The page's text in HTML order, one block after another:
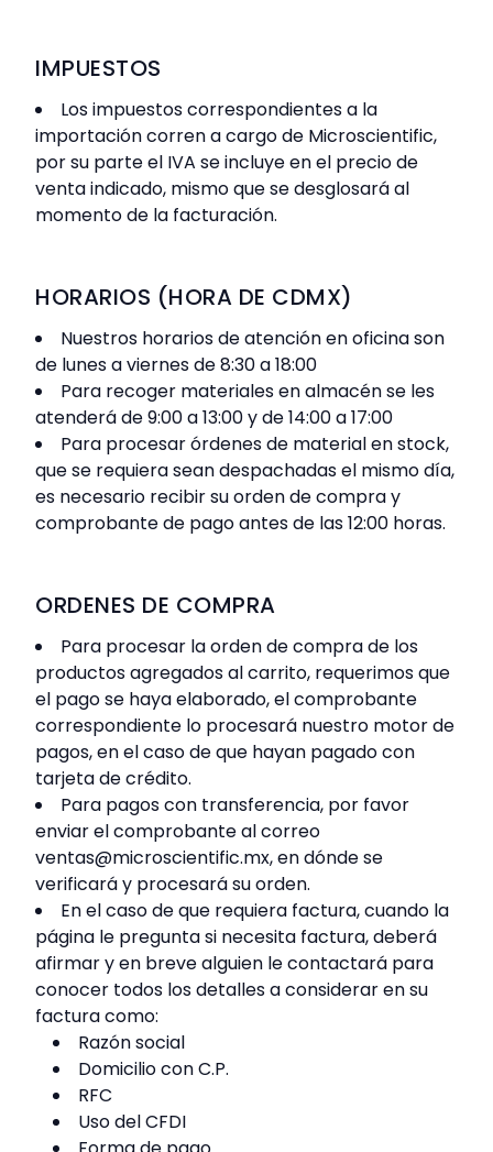
IMPUESTOS
Los impuestos correspondientes a la
importación corren a cargo de Microscientific,
por su parte el IVA se incluye en el precio de
venta indicado, mismo que se desglosará al
momento de la facturación.
HORARIOS (HORA DE CDMX)
Nuestros horarios de atención en oficina son
de lunes a viernes de 8:30 a 18:00
Para recoger materiales en almacén se les
atenderá de 9:00 a 13:00 y de 14:00 a 17:00
Para procesar órdenes de material en stock,
que se requiera sean despachadas el mismo día,
es necesario recibir su orden de compra y
comprobante de pago antes de las 12:00 horas.
ORDENES DE COMPRA
Para procesar la orden de compra de los
productos agregados al carrito, requerimos que
el pago se haya elaborado, el comprobante
correspondiente lo procesará nuestro motor de
pagos, en el caso de que hayan pagado con
tarjeta de crédito.
Para pagos con transferencia, por favor
enviar el comprobante al correo
ventas@microscientific.mx, en dónde se
verificará y procesará su orden.
En el caso de que requiera factura, cuando la
página le pregunta si necesita factura, deberá
afirmar y en breve alguien le contactará para
conocer todos los detalles a considerar en su
factura como:
Razón social
Domicilio con C.P.
RFC
Uso del CFDI